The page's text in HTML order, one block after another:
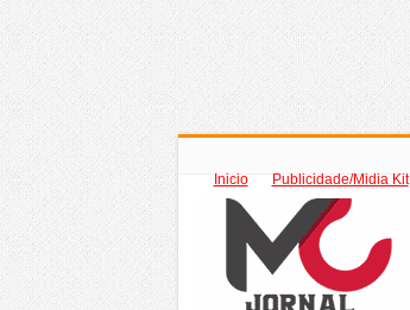
Inicio Publicidade/Midia Kit